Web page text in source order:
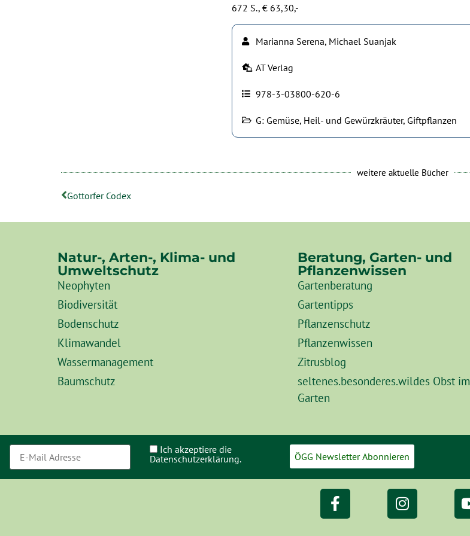
672 S., € 63,30,-
Marianna Serena, Michael Suanjak
AT Verlag
978-3-03800-620-6
G: Gemüse, Heil- und Gewürzkräuter, Giftpflanzen
weitere aktuelle Bücher
Gottorfer Codex
Natur-, Arten-, Klima- und
Umweltschutz
Neophyten
Biodiversität
Bodenschutz
Klimawandel
Wassermanagement
Baumschutz
Beratung, Garten- und
Pflanzenwissen
Gartenberatung
Gartentipps
Pflanzenschutz
Pflanzenwissen
Zitrusblog
seltenes.besonderes.wildes Obst im
Garten
Ich akzeptiere die
Datenschutzerklärung.